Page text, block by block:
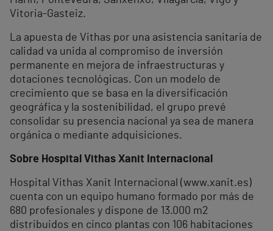
Vitoria-Gasteiz.
La apuesta de Vithas por una asistencia sanitaria de
calidad va unida al compromiso de inversión
permanente en mejora de infraestructuras y
dotaciones tecnológicas. Con un modelo de
crecimiento que se basa en la diversificación
geográfica y la sostenibilidad, el grupo prevé
consolidar su presencia nacional ya sea de manera
orgánica o mediante adquisiciones.
Sobre Hospital Vithas Xanit Internacional
Hospital Vithas Xanit Internacional (www.xanit.es)
cuenta con un equipo humano formado por más de
680 profesionales y dispone de 13.000 m2
distribuidos en cinco plantas con 106 habitaciones